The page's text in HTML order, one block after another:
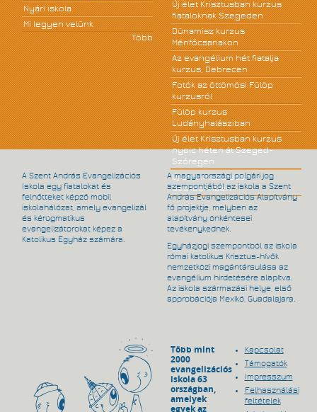
Nyári iskola
Mi legyen velünk
Több
Új élet Krisztusban kurzus
fiataloknak Szegeden
Dünamisz kurzus
Ménfőcsanakon
Az evangélium hét fiatalja
kurzus, Debrecen
Fotók az öttömösi Fülöp
kurzusról
Fülöp kurzus
Ludányhalásziban
Új élet Krisztusban kurzus
nyolc héten át Szeged-
Szőregen
Új élet Krisztusban
Debrecenben
A Szent András Evangelizációs
Iskola egy fiatalokat és
felnőtteket képző mobil
iskolahálózat, amely evangelizál
és kérügmatikus
evangelizátorokat képez a
Katolikus Egyház számára.
A magyarországi polgári jog
szempontjából az iskola a Szent
András Evangelizációs Alapítvány
fő projektje, melyben az
alapítvány önkéntesei
tevékenykednek.
Egyházjogi szempontból az iskola
római katolikus Krisztus-hívők
nemzetközi magántársulása az
evangélium hirdetésére alapítva.
Az iskola származási helye, első
approbációja Mexikó, Guadalajara.
Több mint
2000
evangelizációs
iskola 63
országban,
amelyek
egyek az
Kapcsolat
Támogatók
Impresszum
Felhasználási
feltételek